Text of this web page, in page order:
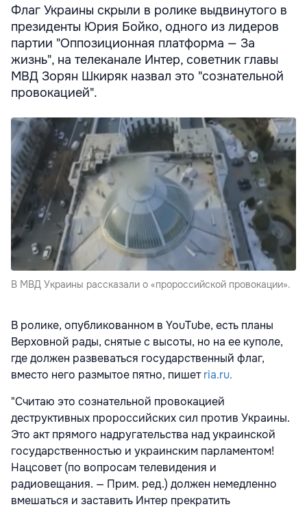
Флаг Украины скрыли в ролике выдвинутого в
президенты Юрия Бойко, одного из лидеров
партии "Оппозиционная платформа — За
жизнь", на телеканале Интер, советник главы
МВД Зорян Шкиряк назвал это "сознательной
провокацией".
В МВД Украины рассказали о «пророссийской провокации».
В ролике, опубликованном в YouTube, есть планы
Верховной рады, снятые с высоты, но на ее куполе,
где должен развеваться государственный флаг,
вместо него размытое пятно, пишетria.ru.
"Считаю это сознательной провокацией
деструктивных пророссийских сил против Украины.
Это акт прямого надругательства над украинской
государственностью и украинским парламентом!
Нацсовет (по вопросам телевидения и
радиовещания. — Прим. ред.) должен немедленно
вмешаться и заставить Интер прекратить